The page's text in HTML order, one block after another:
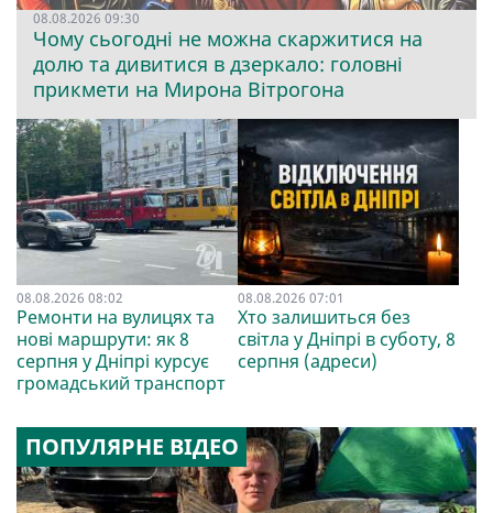
08.08.2026 09:30
Чому сьогодні не можна скаржитися на
долю та дивитися в дзеркало: головні
прикмети на Мирона Вітрогона
08.08.2026 08:02
Ремонти на вулицях та
нові маршрути: як 8
серпня у Дніпрі курсує
громадський транспорт
08.08.2026 07:01
Хто залишиться без
світла у Дніпрі в суботу, 8
серпня (адреси)
ПОПУЛЯРНЕ ВІДЕО